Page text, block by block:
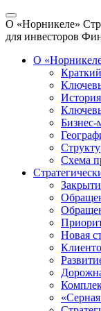
О «Норникеле»
для инвесторов
О
Бизнес-
Схема
Новая